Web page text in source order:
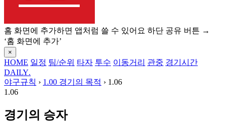
홈 화면에 추가하면 앱처럼 쓸 수 있어요 하단 공유 버튼 →
‘홈 화면에 추가’
×
HOME 일정 팀/순위 타자 투수 이동거리 관중 경기시간
DAILY.
야구규칙 › 1.00 경기의 목적 › 1.06
1.06
경기의 승자